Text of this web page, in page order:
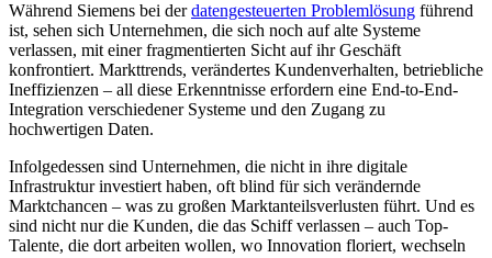
Während Siemens bei derdatengesteuerten Problemlösung führend
ist, sehen sich Unternehmen, die sich noch auf alte Systeme
verlassen, mit einer fragmentierten Sicht auf ihr Geschäft
konfrontiert. Markttrends, verändertes Kundenverhalten, betriebliche
Ineffizienzen – all diese Erkenntnisse erfordern eine End-to-End-
Integration verschiedener Systeme und den Zugang zu
hochwertigen Daten.
Infolgedessen sind Unternehmen, die nicht in ihre digitale
Infrastruktur investiert haben, oft blind für sich verändernde
Marktchancen – was zu großen Marktanteilsverlusten führt. Und es
sind nicht nur die Kunden, die das Schiff verlassen – auch Top-
Talente, die dort arbeiten wollen, wo Innovation floriert, wechseln